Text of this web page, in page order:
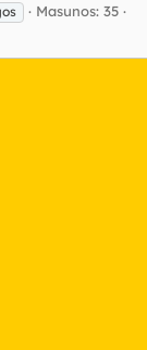
Masunos: 35